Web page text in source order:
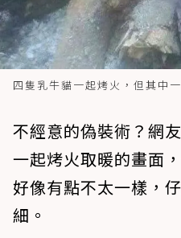
四隻乳牛貓一起烤火，但其中
不經意的偽裝術？網
一起烤火取暖的畫面
好像有點不太一樣，
細。